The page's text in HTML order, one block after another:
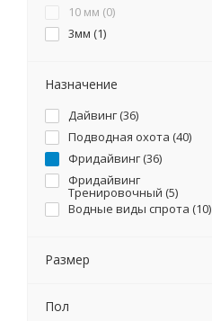
10 мм (0)
3мм (1)
Назначение
Дайвинг (36)
Подводная охота (40)
Фридайвинг (36)
Фридайвинг
Тренировочный (5)
Водные виды спрота (10)
Размер
Пол